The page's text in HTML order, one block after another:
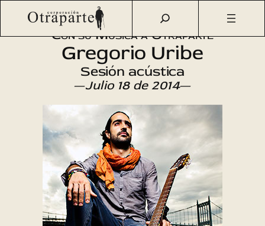
Saltar
Otraparte.org/Agenda Cultural Música Sesión acústica
Con su Música a Otraparte
Gregorio Uribe
Sesión acústica
—Julio 18 de 2014—